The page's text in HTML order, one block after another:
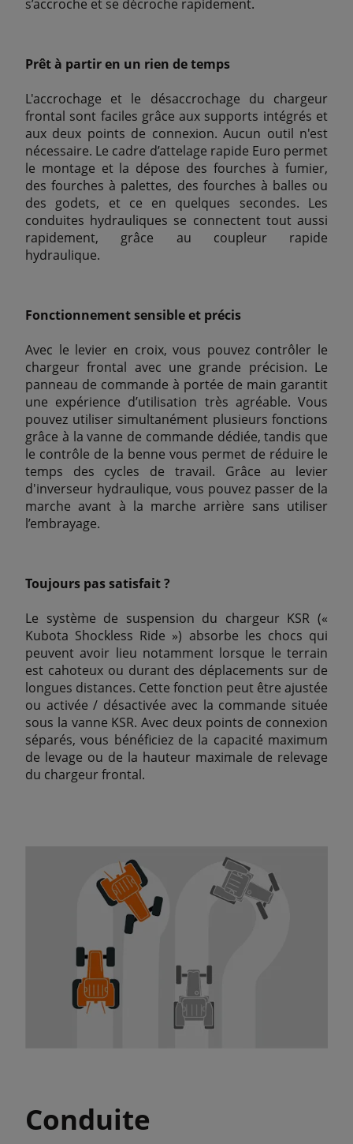
s’accroche et se décroche rapidement.
Prêt à partir en un rien de temps
L'accrochage et le désaccrochage du chargeur
frontal sont faciles grâce aux supports intégrés et
aux deux points de connexion. Aucun outil n'est
nécessaire. Le cadre d’attelage rapide Euro permet
le montage et la dépose des fourches à fumier,
des fourches à palettes, des fourches à balles ou
des godets, et ce en quelques secondes. Les
conduites hydrauliques se connectent tout aussi
rapidement, grâce au coupleur rapide
hydraulique.
Fonctionnement sensible et précis
Avec le levier en croix, vous pouvez contrôler le
chargeur frontal avec une grande précision. Le
panneau de commande à portée de main garantit
une expérience d’utilisation très agréable. Vous
pouvez utiliser simultanément plusieurs fonctions
grâce à la vanne de commande dédiée, tandis que
le contrôle de la benne vous permet de réduire le
temps des cycles de travail. Grâce au levier
d'inverseur hydraulique, vous pouvez passer de la
marche avant à la marche arrière sans utiliser
l’embrayage.
Toujours pas satisfait ?
Le système de suspension du chargeur KSR («
Kubota Shockless Ride ») absorbe les chocs qui
peuvent avoir lieu notamment lorsque le terrain
est cahoteux ou durant des déplacements sur de
longues distances. Cette fonction peut être ajustée
ou activée / désactivée avec la commande située
sous la vanne KSR. Avec deux points de connexion
séparés, vous bénéficiez de la capacité maximum
de levage ou de la hauteur maximale de relevage
du chargeur frontal.
Conduite